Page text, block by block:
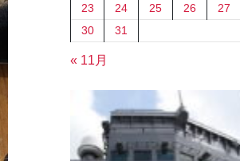
23
24 25 26 27
30
31
« 11月